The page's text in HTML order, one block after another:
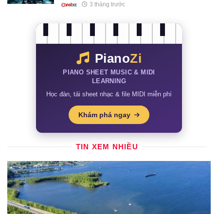
3 tháng trước
PianoZi
PIANO SHEET MUSIC & MIDI
LEARNING
Học đàn, tải sheet nhạc & file MIDI miễn phí
Khám phá ngay
TIN XEM NHIỀU